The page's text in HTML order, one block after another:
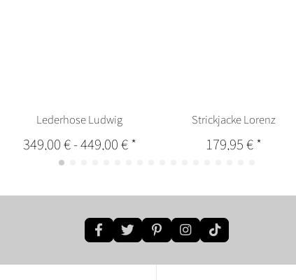
Lederhose Ludwig
349,00 €-449,00 €*
Strickjacke Lorenz
179,95 €*